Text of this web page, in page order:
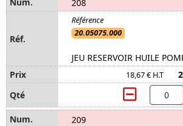
208
20.05075.000
JEU RESERVOIR HUILE
18,67 € H.T
209